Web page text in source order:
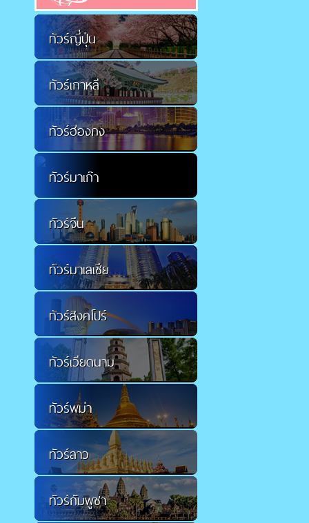
ทัวร์ญี่ปุ่น
ทัวร์เกาหลี
ทัวร์ฮ่องกง
ทัวร์มาเก๊า
ทัวร์จีน
ทัวร์มาเลเซีย
ทัวร์สิงคโปร์
ทัวร์เวียดนาม
ทัวร์พม่า
ทัวร์ลาว
ทัวร์กัมพูชา